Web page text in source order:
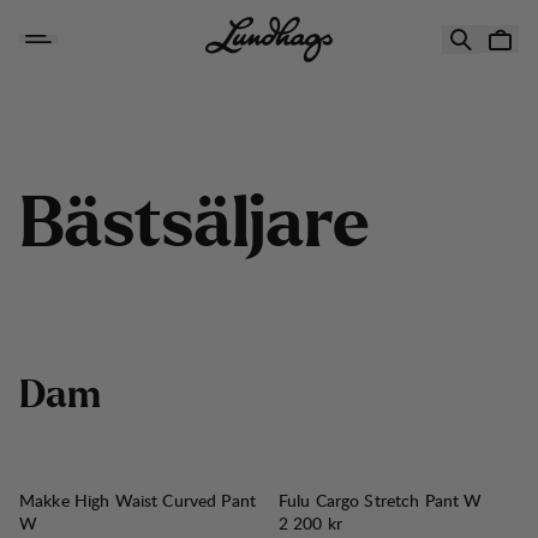
Bästsäljare
Dam
Makke High Waist Curved Pant
W
Fulu Cargo Stretch Pant W
Pris:
2 200 kr